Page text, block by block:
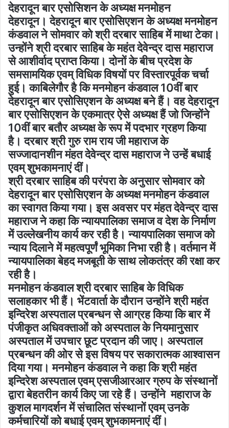
देहरादून बार एसोसिशन के अध्यक्ष मनमोहन
देहरादून। देहरादून बार एसोसिएशन के अध्यक्ष मनमोहन
कंडवाल ने सोमवार को श्री दरबार साहिब में माथा टेका।
उन्होंने श्री दरबार साहिब के महंत देवेन्द्र दास महाराज
से आशीर्वाद प्राप्त किया। दोनों के बीच प्रदेश के
समसामयिक एवम् विधिक विषयों पर विस्तारपूर्वक चर्चा
हुई। काबिलेगौर है कि मनमोहन कंडवाल 10वीं बार
देहरादून बार एसोसिएशन के अध्यक्ष बने हैं। वह देहरादून
बार एसोसिएशन के एकमात्र ऐसे अध्यक्ष हैं जो जिन्होंने
10वीं बार बतौर अध्यक्ष के रूप में पदभार ग्रहण किया
है। दरबार श्री गुरु राम राय जी महाराज के
सज्जादानशीन मंहत देवेन्द्र दास महाराज ने उन्हें बधाई
एवम् शुभकामनाएं दीं।
श्री दरबार साहिब की परंपरा के अनुसार सोमवार को
देहरादून बार एसोसिएशन के अध्यक्ष मनमोहन कंडवाल
का स्वागत किया गया। इस अवसर पर मंहत देवेन्द्र दास
महाराज ने कहा कि न्यायपालिका समाज व देश के निर्माण
में उल्लेखनीय कार्य कर रही है। न्यायपालिका समाज को
न्याय दिलाने में महत्वपूर्णं भूमिका निभा रही है। वर्तमान में
न्यायपालिका बेहद मजबूती के साथ लोकतंत्र की रक्षा कर
रही है।
मनमोहन कंडवाल श्री दरबार साहिब के विधिक
सलाहकार भी हैं। भेंटवार्ता के दौरान उन्होंने श्री महंत
इन्दिरेश अस्पताल प्रबन्धन से आग्रह किया कि बार में
पंजीकृत अधिवक्ताओं को अस्पताल के नियमानुसार
अस्पताल में उपचार छूट प्रदान की जाए। अस्पताल
प्रबन्धन की ओर से इस विषय पर सकारात्मक आश्वासन
दिया गया। मनमोहन कंडवाल ने कहा कि श्री महंत
इन्दिरेश अस्पताल एवम् एसजीआरआर ग्रुप के संस्थानों
द्वारा बेहतरीन कार्य किए जा रहे हैं। उन्होंने महाराज के
कुशल मागदर्शन में संचालित संस्थानों एवम् उनके
कर्मचारियों को बधाई एवम् शुभकामनाएं दीं।